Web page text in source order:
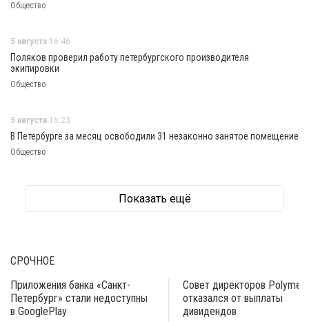
Общество
5 августа 16:46
Поляков проверил работу петербургского производителя
экипировки
Общество
5 августа 16:23
В Петербурге за месяц освободили 31 незаконно занятое помещение
Общество
Показать ещё
СРОЧНОЕ
Приложения банка «Санкт-
Петербург» стали недоступны
в GooglePlay
Совет директоров
отказался от выплаты
дивидендов